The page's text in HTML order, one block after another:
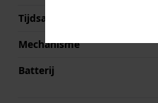
Tijdsaanduiding
Mechanisme
Batterij